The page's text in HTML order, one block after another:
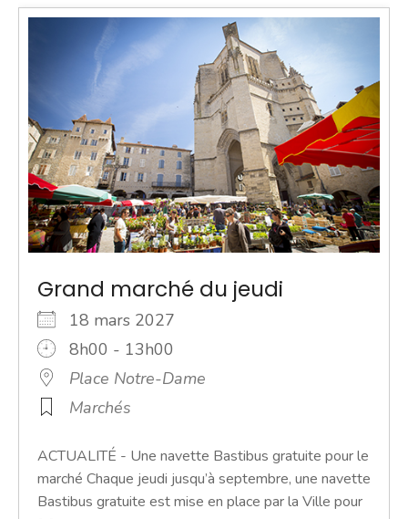
Grand marché du jeudi
18 mars 2027
8h00 - 13h00
Place Notre-Dame
Marchés
ACTUALITÉ - Une navette Bastibus gratuite pour le
marché Chaque jeudi jusqu’à septembre, une navette
Bastibus gratuite est mise en place par la Ville pour